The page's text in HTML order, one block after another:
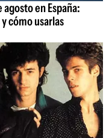
agosto en España:
cómo usarlas